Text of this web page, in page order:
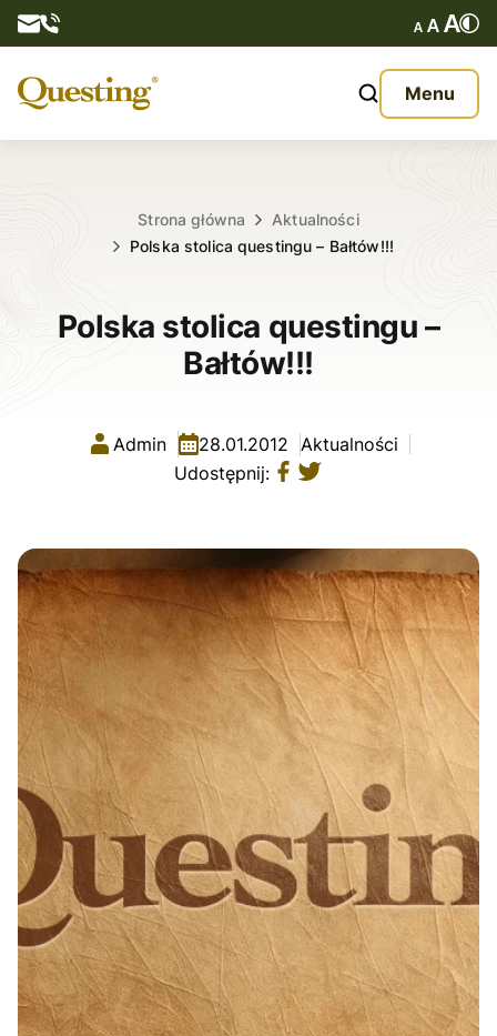
Menu
O nas
Kontakt
Strona główna
Aktualności
Polska stolica questingu – Bałtów!!!
Polska stolica questingu –
Bałtów!!!
Admin 28.01.2012 Aktualności
Udostępnij: